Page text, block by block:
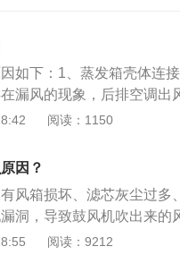
如下：1、蒸发箱壳体连
漏风的现象，后排空调出
空调出风口风量过小。解
，只要是从汽车空调吹出
芯很容易积累污垢。如果
附着上大量的灰尘，树叶
风口的风量也会减少。解
芯的使用情况，必要时及
阅读：1150
因？
风箱损坏、滤芯灰尘过多
洞，导致鼓风机吹出来的
尘过多:空调滤芯上的灰尘
阅读：9212